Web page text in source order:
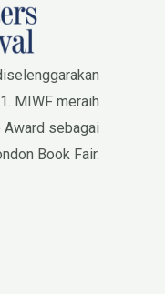
MIWF meraih
Award sebagai
Book Fair.